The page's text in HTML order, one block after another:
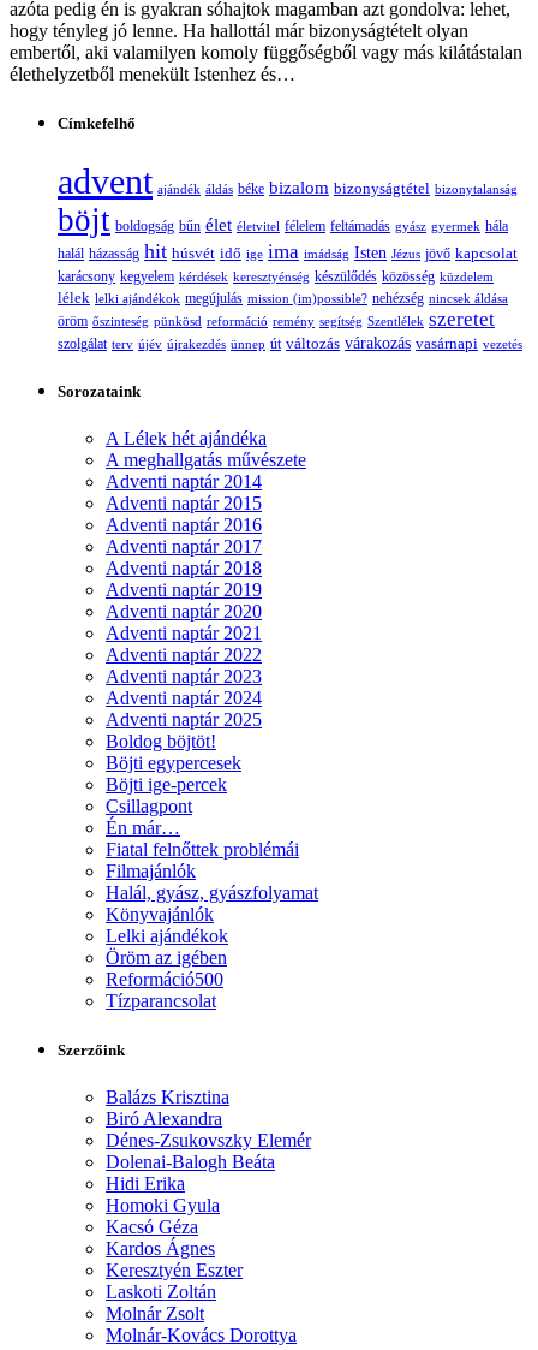
azóta pedig én is gyakran sóhajtok magamban azt gondolva: lehet,
hogy tényleg jó lenne. Ha hallottál már bizonyságtételt olyan
embertől, aki valamilyen komoly függőségből vagy más kilátástalan
élethelyzetből menekült Istenhez és…
Címkefelhő
advent ajándék áldás béke bizalom bizonyságtétel bizonytalanság
böjt boldogság bűn élet életvitel félelem feltámadás gyász gyermek hála
halál házasság hit húsvét idő ige ima imádság Isten Jézus jövő kapcsolat
karácsony kegyelem kérdések keresztyénség készülődés közösség küzdelem
lélek lelki ajándékok megújulás mission (im)possible? nehézség nincsek áldása
öröm őszinteség pünkösd reformáció remény segítség Szentlélek szeretet
szolgálat terv újév újrakezdés ünnep út változás várakozás vasárnapi vezetés
Sorozataink
A Lélek hét ajándéka
A meghallgatás művészete
Adventi naptár 2014
Adventi naptár 2015
Adventi naptár 2016
Adventi naptár 2017
Adventi naptár 2018
Adventi naptár 2019
Adventi naptár 2020
Adventi naptár 2021
Adventi naptár 2022
Adventi naptár 2023
Adventi naptár 2024
Adventi naptár 2025
Boldog böjtöt!
Böjti egypercesek
Böjti ige-percek
Csillagpont
Én már…
Fiatal felnőttek problémái
Filmajánlók
Halál, gyász, gyászfolyamat
Könyvajánlók
Lelki ajándékok
Öröm az igében
Reformáció500
Tízparancsolat
Szerzőink
Balázs Krisztina
Biró Alexandra
Dénes-Zsukovszky Elemér
Dolenai-Balogh Beáta
Hidi Erika
Homoki Gyula
Kacsó Géza
Kardos Ágnes
Keresztyén Eszter
Laskoti Zoltán
Molnár Zsolt
Molnár-Kovács Dorottya